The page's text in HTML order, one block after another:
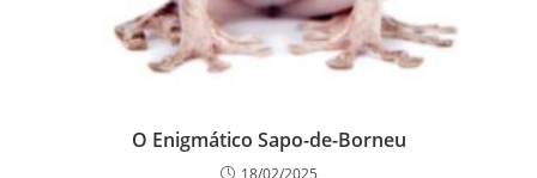
O Enigmático Sapo-de-Borneu